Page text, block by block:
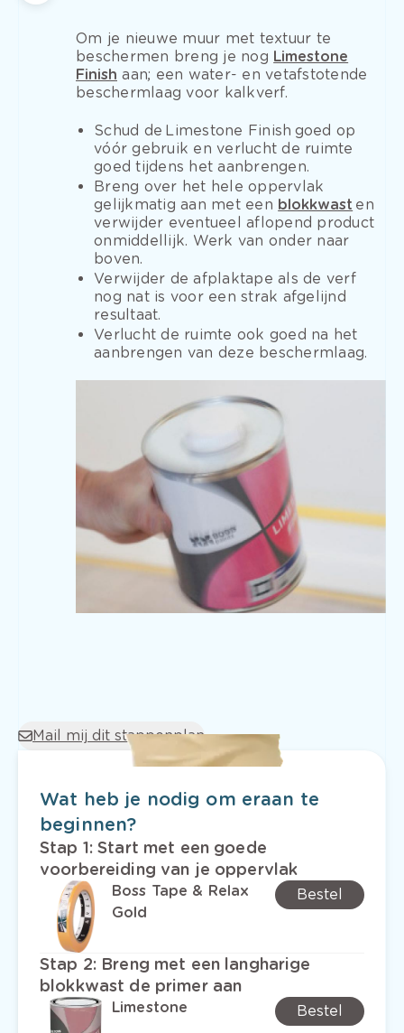
Om je nieuwe muur met textuur te
beschermen breng je nog Limestone
Finish aan; een water- en vetafstotende
beschermlaag voor kalkverf.
Schud de Limestone Finish goed op
vóór gebruik en verlucht de ruimte
goed tijdens het aanbrengen.
Breng over het hele oppervlak
gelijkmatig aan met een blokkwast en
verwijder eventueel aflopend product
onmiddellijk. Werk van onder naar
boven.
Verwijder de afplaktape als de verf
nog nat is voor een strak afgelijnd
resultaat.
Verlucht de ruimte ook goed na het
aanbrengen van deze beschermlaag.
Mail mij dit stappenplan
Wat heb je nodig om eraan te
beginnen?
Stap 1:Start met een goede
voorbereiding van je oppervlak
Boss Tape & Relax
Gold
Bestel
Stap 2: Breng met een langharige
blokkwast de primer aan
Limestone Bestel